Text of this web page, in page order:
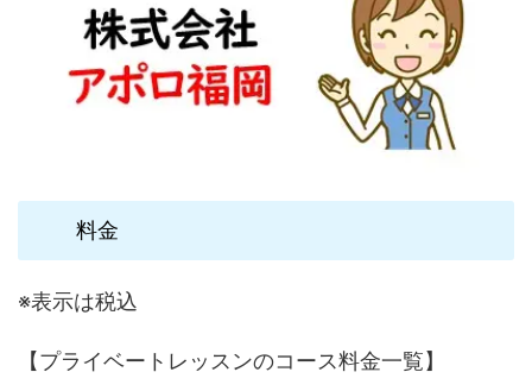
料金
※表示は税込
【プライベートレッスンのコース料金一覧】